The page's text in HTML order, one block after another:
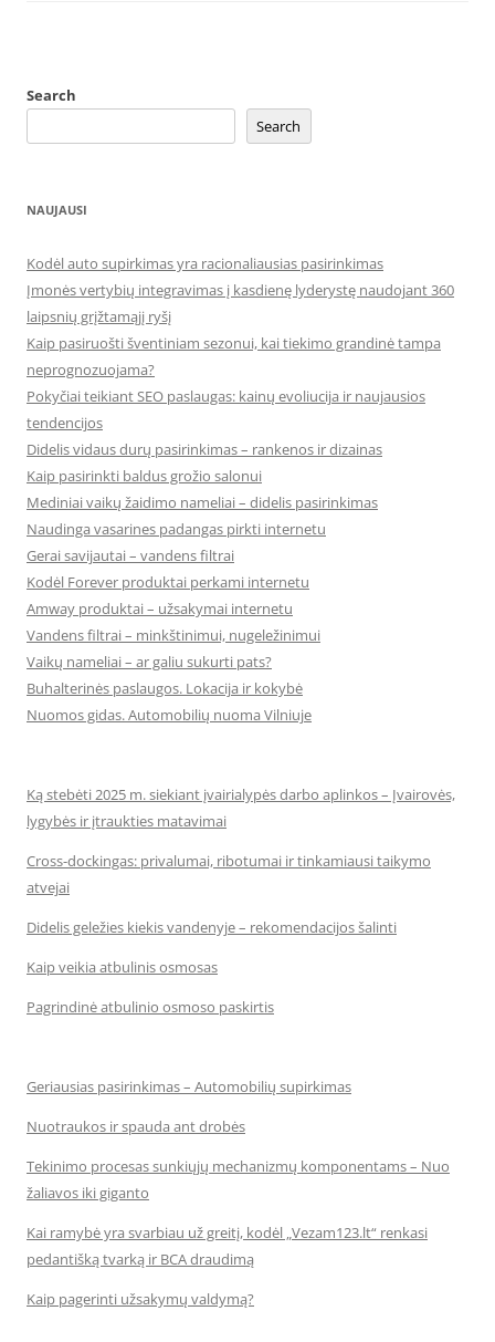
Search
Search
NAUJAUSI
Kodėl auto supirkimas yra racionaliausias pasirinkimas
Įmonės vertybių integravimas į kasdienę lyderystę naudojant 360
laipsnių grįžtamąjį ryšį
Kaip pasiruošti šventiniam sezonui, kai tiekimo grandinė tampa
neprognozuojama?
Pokyčiai teikiant SEO paslaugas: kainų evoliucija ir naujausios
tendencijos
Didelis vidaus durų pasirinkimas – rankenos ir dizainas
Kaip pasirinkti baldus grožio salonui
Mediniai vaikų žaidimo nameliai – didelis pasirinkimas
Naudinga vasarines padangas pirkti internetu
Gerai savijautai – vandens filtrai
Kodėl Forever produktai perkami internetu
Amway produktai – užsakymai internetu
Vandens filtrai – minkštinimui, nugeležinimui
Vaikų nameliai – ar galiu sukurti pats?
Buhalterinės paslaugos. Lokacija ir kokybė
Nuomos gidas. Automobilių nuoma Vilniuje
Ką stebėti 2025 m. siekiant įvairialypės darbo aplinkos – Įvairovės,
lygybės ir įtraukties matavimai
Cross-dockingas: privalumai, ribotumai ir tinkamiausi taikymo
atvejai
Didelis geležies kiekis vandenyje – rekomendacijos šalinti
Kaip veikia atbulinis osmosas
Pagrindinė atbulinio osmoso paskirtis
Geriausias pasirinkimas – Automobilių supirkimas
Nuotraukos ir spauda ant drobės
Tekinimo procesas sunkiųjų mechanizmų komponentams – Nuo
žaliavos iki giganto
Kai ramybė yra svarbiau už greitį, kodėl „Vezam123.lt“ renkasi
pedantišką tvarką ir BCA draudimą
Kaip pagerinti užsakymų valdymą?